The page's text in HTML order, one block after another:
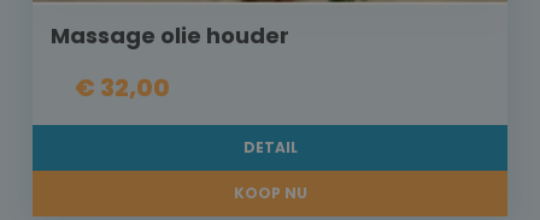
Massage olie houder
€ 32,00
DETAIL
KOOP NU